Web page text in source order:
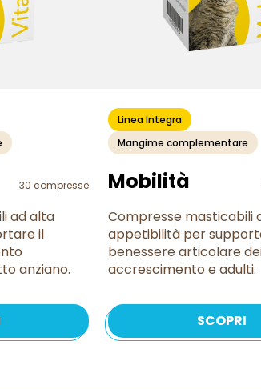
30 compresse
ad alta
il
anziano.
Linea Integra
Mangime complementare
Mobilità
Compresse masticabili
appetibilità per
benessere articolare
accrescimento e adulti.
SCOPRI